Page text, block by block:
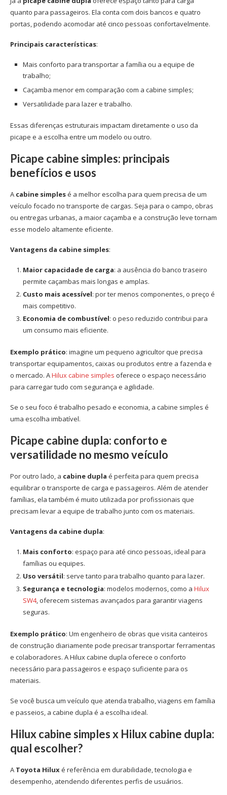
quanto para passageiros. Ela conta com dois bancos e quatro
portas, podendo acomodar até cinco pessoas confortavelmente.
Principais características:
Mais conforto para transportar a família ou a equipe de
trabalho;
Caçamba menor em comparação com a cabine simples;
Versatilidade para lazer e trabalho.
Essas diferenças estruturais impactam diretamente o uso da
picape e a escolha entre um modelo ou outro.
Picape cabine simples: principais
benefícios e usos
A cabine simplesé a melhor escolha para quem precisa de um
veículo focado no transporte de cargas. Seja para o campo, obras
ou entregas urbanas, a maior caçamba e a construção leve tornam
esse modelo altamente eficiente.
Vantagens da cabine simples:
Maior capacidade de carga: a ausência do banco traseiro
permite caçambas mais longas e amplas.
Custo mais acessível: por ter menos componentes, o preço é
mais competitivo.
Economia de combustível: o peso reduzido contribui para
um consumo mais eficiente.
Exemplo prático: imagine um pequeno agricultor que precisa
transportar equipamentos, caixas ou produtos entre a fazenda e
o mercado. AHilux cabine simples oferece o espaço necessário
para carregar tudo com segurança e agilidade.
Se o seu foco é trabalho pesado e economia, a cabine simples é
uma escolha imbatível.
Picape cabine dupla: conforto e
versatilidade no mesmo veículo
Por outro lado, a cabine dupla é perfeita para quem precisa
equilibrar o transporte de carga e passageiros. Além de atender
famílias, ela também é muito utilizada por profissionais que
precisam levar a equipe de trabalho junto com os materiais.
Vantagens da cabine dupla:
Mais conforto: espaço para até cinco pessoas, ideal para
famílias ou equipes.
Uso versátil: serve tanto para trabalho quanto para lazer.
Segurança e tecnologia: modelos modernos, como a Hilux
SW4, oferecem sistemas avançados para garantir viagens
seguras.
Exemplo prático: Um engenheiro de obras que visita canteiros
de construção diariamente pode precisar transportar ferramentas
e colaboradores. A Hilux cabine dupla oferece o conforto
necessário para passageiros e espaço suficiente para os
materiais.
Se você busca um veículo que atenda trabalho, viagens em família
e passeios, a cabine dupla é a escolha ideal.
Hilux cabine simples x Hilux cabine dupla:
qual escolher?
A Toyota Hiluxé referência em durabilidade, tecnologia e
desempenho, atendendo diferentes perfis de usuários.